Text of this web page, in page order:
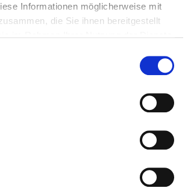
Informationen möglicherweise mit
die Sie ihnen bereitgestellt
and child room